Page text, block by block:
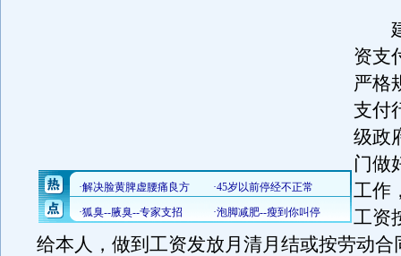
建
资支
严格
支付
级政
门做
工作
工资
给本人，做到工资发放月清月结或按劳动合